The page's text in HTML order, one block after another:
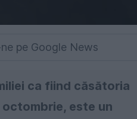
pe Google News
ca fiind căsătoria
este un